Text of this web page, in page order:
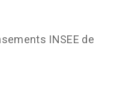
INSEE de